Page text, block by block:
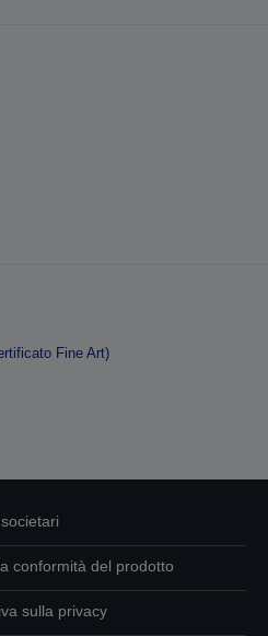
Fine Art)
conformità del prodotto
sulla privacy